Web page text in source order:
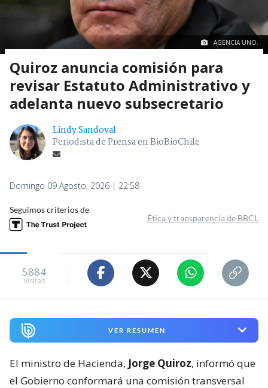
AGENCIA UNO.
Quiroz anuncia comisión para
revisar Estatuto Administrativo y
adelanta nuevo subsecretario
Lindy Sandoval
Periodista de Prensa en BioBioChile
Domingo 09 Agosto, 2026 | 22:58
Seguimos criterios de
Ética y transparencia de BBCL
5884
visitas
VER RESUMEN
El ministro de Hacienda, Jorge Quiroz, informó que
el Gobierno conformará una comisión transversal